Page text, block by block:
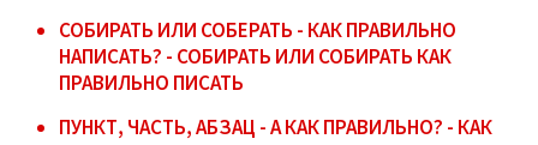
СОБИРАТЬ ИЛИ СОБЕРАТЬ - КАК ПРАВИЛЬНО
НАПИСАТЬ? - СОБИРАТЬ ИЛИ СОБИРАТЬ КАК
ПРАВИЛЬНО ПИСАТЬ
ПУНКТ, ЧАСТЬ, АБЗАЦ - А КАК ПРАВИЛЬНО? - КАК